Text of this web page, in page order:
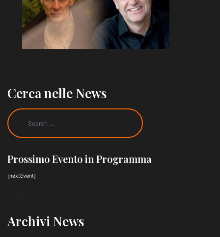
Cerca nelle News
Prossimo Evento in Programma
[nextEvent]
Archivi News